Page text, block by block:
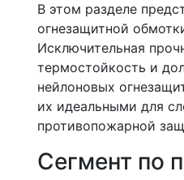
В этом разделе
огнезащитной
Исключительная
термостойкость и
нейлоновых
их идеальными для
противопожарной
Сегмент по